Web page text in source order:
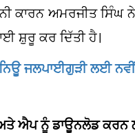
ਕਾਰਨ ਅਮਰਜੀਤ
ਸ਼ੁਰੂ ਕਰ ਦਿੱਤੀ ਹੈ।
ਜਲਪਾਈਗੁੜੀ ਲਈ
ਐਪ ਨੂੰ ਡਾਊਨਲੋਡ